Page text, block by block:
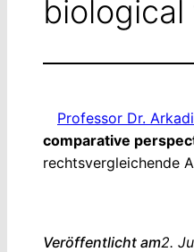
Professor Dr.
comparative
rechtsvergleichende
Veröffentlicht am2.